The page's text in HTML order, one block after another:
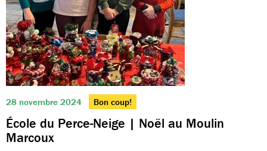
28 novembre 2024 Bon coup!
École du Perce-Neige | Noël au Moulin
Marcoux